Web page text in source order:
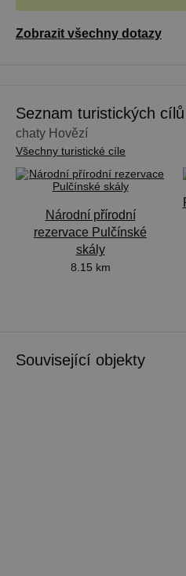
Zobrazit všechny dotazy
Seznam turistických
chaty Hovězí
Všechny turistické cíle
Národní přírodní
rezervace Pulčínské
skály
8.15 km
Související objekty